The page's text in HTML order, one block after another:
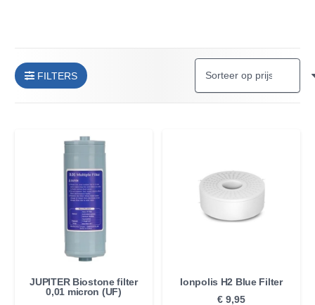
FILTERS
JUPITER Biostone filter
0,01 micron (UF)
Ionpolis H2 Blue Filter
€ 9,95